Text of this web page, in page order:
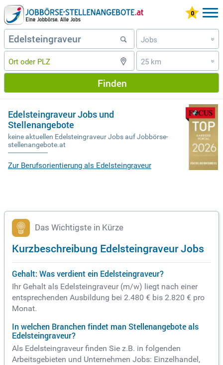
Jobs »
25 km »
Finden
Edelsteingraveur Jobs und
Stellenangebote
keine aktuellen Edelsteingraveur Jobs auf Jobbörse-
stellenangebote.at
Zur Berufsorientierung als Edelsteingraveur
Das Wichtigste in Kürze
Kurzbeschreibung Edelsteingraveur Jobs
Gehalt: Was verdient ein Edelsteingraveur?
Ihr Gehalt als Edelsteingraveur (m/w) liegt nach einer
entsprechenden Ausbildung bei 2.480 € bis 2.820 € pro
Monat.
In welchen Branchen findet man Stellenangebote als
Edelsteingraveur?
Als Edelsteingraveur finden Sie z.B. in folgenden
Arbeitsgebieten und Unternehmen Jobs: Einzelhandel,